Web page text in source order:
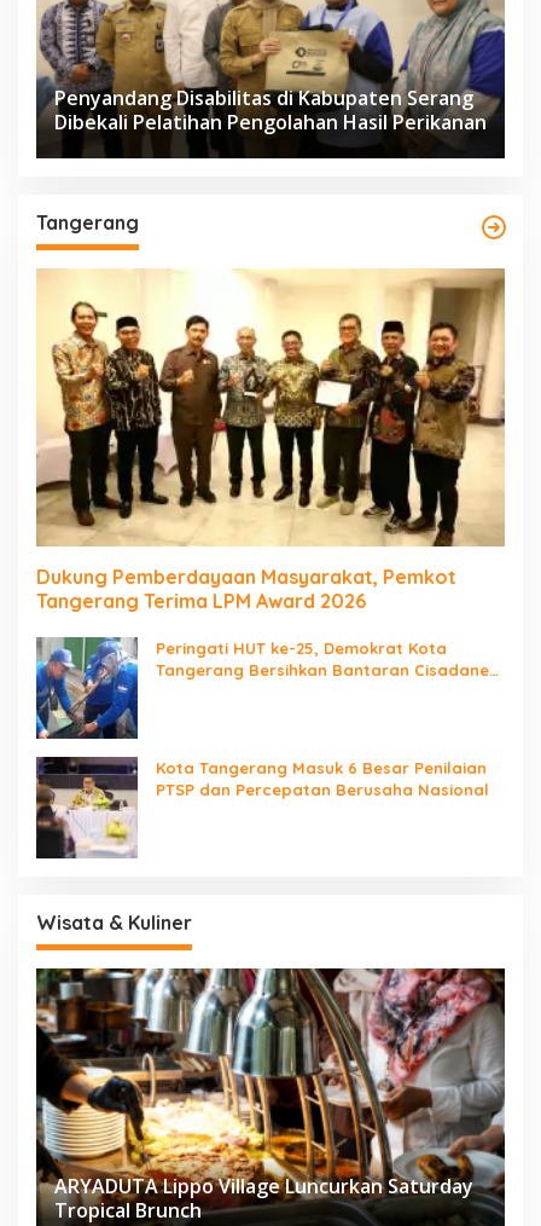
Penyandang Disabilitas di Kabupaten Serang
Dibekali Pelatihan Pengolahan Hasil Perikanan
Tangerang
Dukung Pemberdayaan Masyarakat, Pemkot
Tangerang Terima LPM Award 2026
Peringati HUT ke-25, Demokrat Kota
Tangerang Bersihkan Bantaran Cisadane
Kota Tangerang Masuk 6 Besar Penilaian
PTSP dan Percepatan Berusaha Nasional
Wisata & Kuliner
ARYADUTA Lippo Village Luncurkan Saturday
Tropical Brunch